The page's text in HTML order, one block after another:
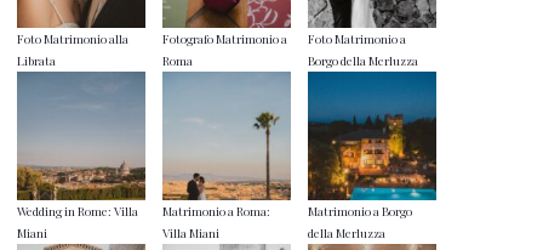
Foto Matrimonio alla
Librata
Fotografo Matrimonio a
Roma
Foto Matrimonio a
Borgo della Merluzza
Wedding in Rome: Villa
Miani
Matrimonio a Roma:
Villa Miani
Matrimonio a Borgo
della Merluzza